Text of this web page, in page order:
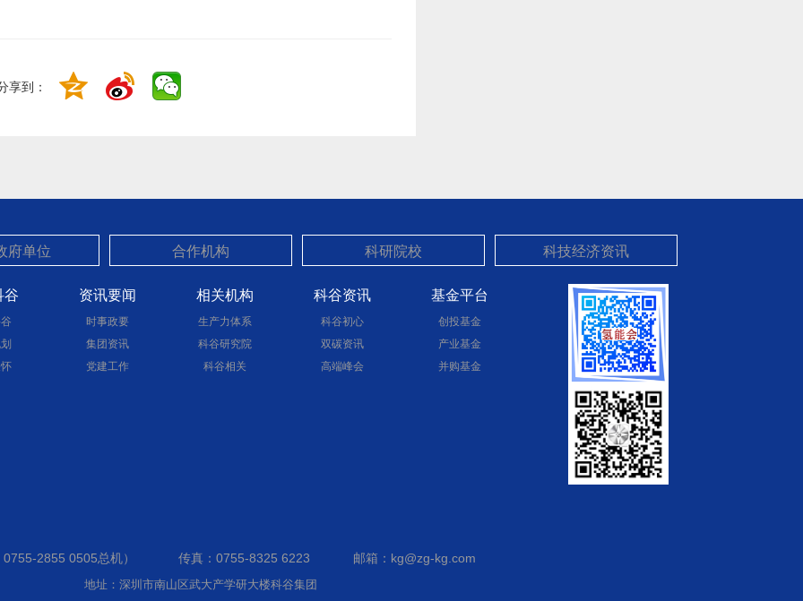
享到：
谷 资讯要闻
时事政要
集团资讯
党建工作
相关机构
生产力体系
科谷研究院
科谷相关
科谷资讯
科谷初心
双碳资讯
高端峰会
基金平台
创投基金
产业基金
并购基金
2855 0505总机） 传真：0755-8325 6223 邮箱：kg@zg-kg.com
地址：深圳市南山区武大产学研大楼科谷集团